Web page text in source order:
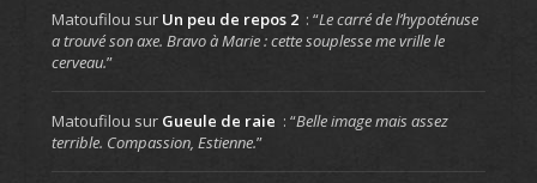
Matoufilou sur Un peu de repos 2 : “Le carré de l’hypoténuse
a trouvé son axe. Bravo à Marie : cette souplesse me vrille le
cerveau.”
Matoufilou sur Gueule de raie : “Belle image mais assez
terrible. Compassion, Estienne.”